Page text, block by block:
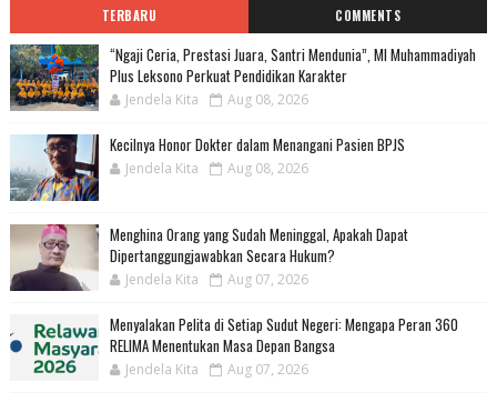
TERBARU COMMENTS
“Ngaji Ceria, Prestasi Juara, Santri Mendunia”, MI Muhammadiyah
Plus Leksono Perkuat Pendidikan Karakter
Jendela Kita Aug 08, 2026
Kecilnya Honor Dokter dalam Menangani Pasien BPJS
Jendela Kita Aug 08, 2026
Menghina Orang yang Sudah Meninggal, Apakah Dapat
Dipertanggungjawabkan Secara Hukum?
Jendela Kita Aug 07, 2026
Menyalakan Pelita di Setiap Sudut Negeri: Mengapa Peran 360
RELIMA Menentukan Masa Depan Bangsa
Jendela Kita Aug 07, 2026